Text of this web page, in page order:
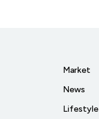
Market
News
Lifestyle